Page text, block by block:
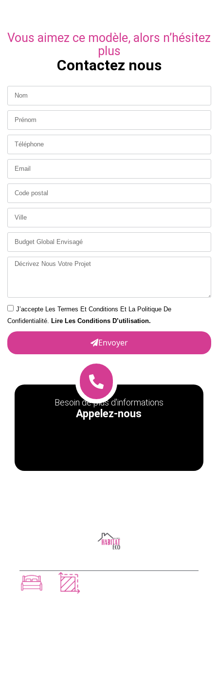
Vous aimez ce modèle, alors n’hésitez
plus
Contactez nous
J’accepte Les Termes Et Conditions Et La Politique De
Confidentialité.
Lire Les Conditions D’utilisation.
Envoyer
Besoin de plus d'informations
Appelez-nous